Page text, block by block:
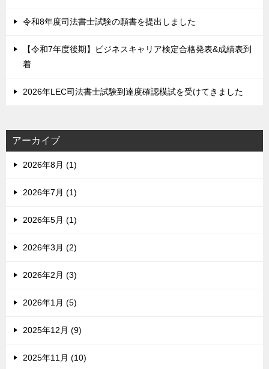
令和8年度司法書士試験の願書を提出しました
【令和7年度後期】ビジネスキャリア検定合格発表&成績表到
着
2026年LEC司法書士試験到達度確認模試を受けてきました
アーカイブ
2026年8月 (1)
2026年7月 (1)
2026年5月 (1)
2026年3月 (2)
2026年2月 (3)
2026年1月 (5)
2025年12月 (9)
2025年11月 (10)